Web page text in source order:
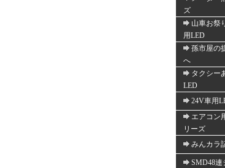
ズ
山車お祭
用LED
孫市屋の
へ
タクシー
LED
24V車用
エアコン
リーズ
みんカラ
SMD48連